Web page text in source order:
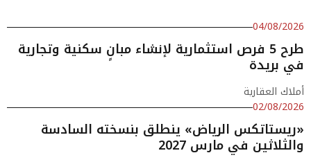
04/08/2026
طرح 5 فرص استثمارية لإنشاء مبانٍ سكنية وتجارية
في بريدة
أملاك العقارية
02/08/2026
«ريستاتكس الرياض» ينطلق بنسخته السادسة
والثلاثين في مارس 2027